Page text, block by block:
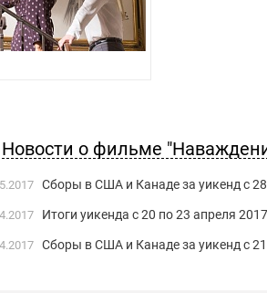
Новости о фильме
Сборы в США и Канаде за уикенд с
Итоги уикенда с 20 по 23 апреля
Сборы в США и Канаде за уикенд с